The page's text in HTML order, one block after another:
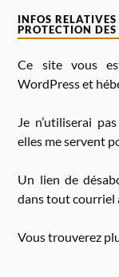
INFOS
PROTECTION
Ce site vous
WordPress et
Je n’utiliserai
elles me servent
Un lien de
dans tout courriel
Vous trouverez